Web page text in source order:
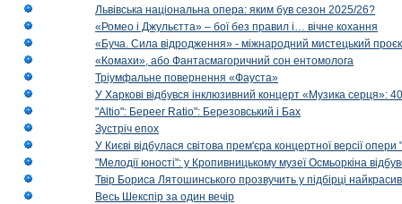
Львівська національна опера: яким був сезон 2025/26?
«Ромео і Джульєтта» – бої без правил і… вічне кохання
«Буча. Сила відродження» - міжнародний мистецький
«Комахи», або Фантасмагоричний сон ентомолога
Тріумфальне повернення «Фауста»
У Харкові відбувся інклюзивний концерт «Музика серця»:
"Altio": Береer Ratio": Березовський і Бах
Зустріч епох
У Києві відбулася світова прем'єра концертної версії
"Мелодії юності": у Кропивницькому музеї Осмьоркіна
Твір Бориса Лятошинського прозвучить у підбірці
Весь Шекспір за один вечір